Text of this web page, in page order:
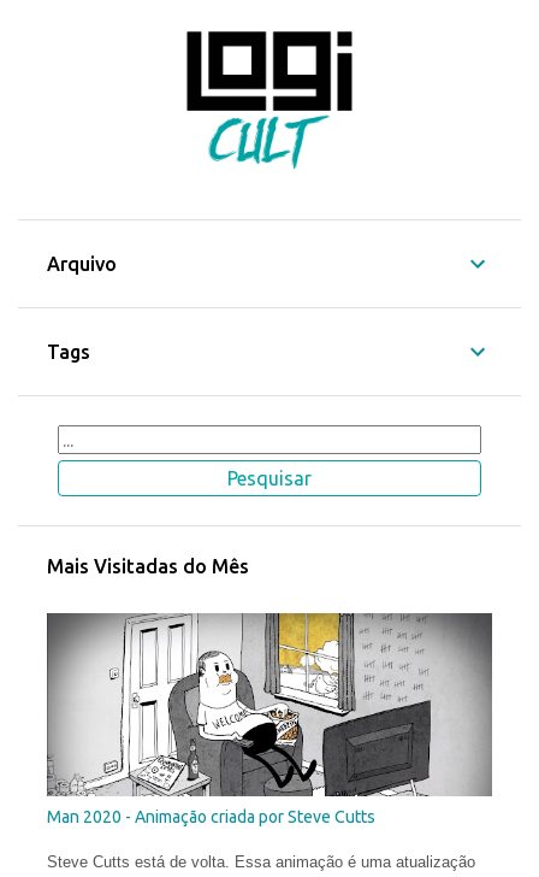
Arquivo
Tags
Mais Visitadas do Mês
Man 2020 - Animação criada por Steve Cutts
Steve Cutts está de volta. Essa animação é uma atualização